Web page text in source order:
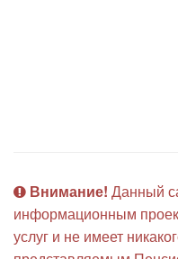
Внимание! Данный
информационным
услуг и не имеет